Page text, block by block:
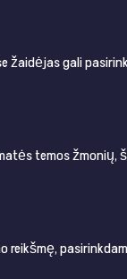
žaidėjas gali
temos